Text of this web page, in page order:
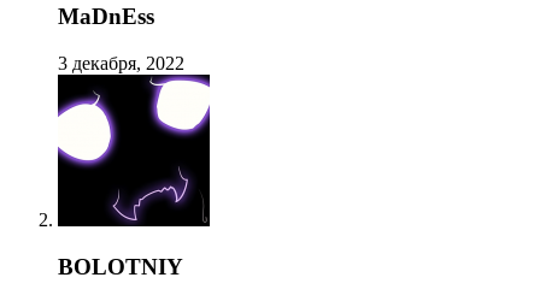
MaDnEss
3 декабря, 2022
BOLOTNIY